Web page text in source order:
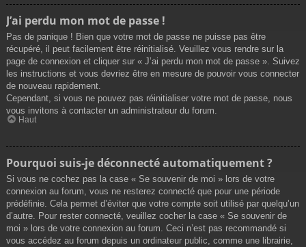
J’ai perdu mon mot de passe !
Pas de panique ! Bien que votre mot de passe ne puisse pas être
récupéré, il peut facilement être réinitialisé. Veuillez vous rendre sur la
page de connexion et cliquer sur « J’ai perdu mon mot de passe ». Suivez
les instructions et vous devriez être en mesure de pouvoir vous connecter
de nouveau rapidement.
Cependant, si vous ne pouvez pas réinitialiser votre mot de passe, nous
vous invitons à contacter un administrateur du forum.
Haut
Pourquoi suis-je déconnecté automatiquement ?
Si vous ne cochez pas la case « Se souvenir de moi » lors de votre
connexion au forum, vous ne resterez connecté que pour une période
prédéfinie. Cela permet d’éviter que votre compte soit utilisé par quelqu’un
d’autre. Pour rester connecté, veuillez cocher la case « Se souvenir de
moi » lors de votre connexion au forum. Ceci n’est pas recommandé si
vous accédez au forum depuis un ordinateur public, comme une librairie,